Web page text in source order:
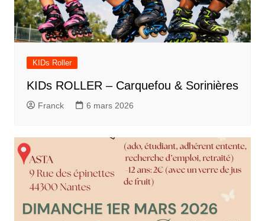
KIDs Roller
KIDs ROLLER – Carquefou & Sorinières
Franck 6 mars 2026